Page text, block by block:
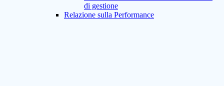
di gestione
Relazione sulla Performance